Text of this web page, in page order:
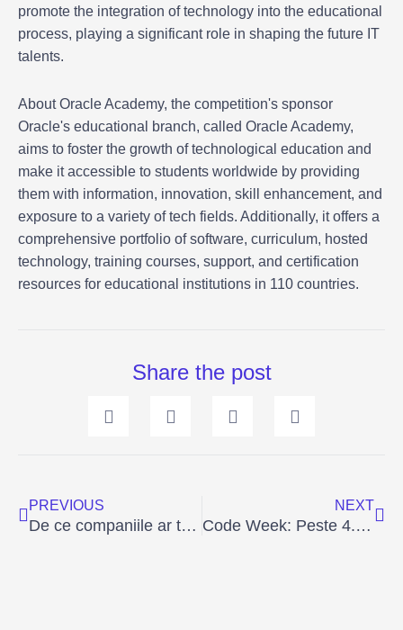
promote the integration of technology into the educational
process, playing a significant role in shaping the future IT
talents.
About Oracle Academy, the competition's sponsor
Oracle's educational branch, called Oracle Academy,
aims to foster the growth of technological education and
make it accessible to students worldwide by providing
them with information, innovation, skill enhancement, and
exposure to a variety of tech fields. Additionally, it offers a
comprehensive portfolio of software, curriculum, hosted
technology, training courses, support, and certification
resources for educational institutions in 110 countries.
Share the post
PREVIOUS
De ce companiile ar trebui să fie parte din transformarea educației digitale în România
NEXT
Code Week: Peste 4.500 de elevi au descoperit bucuria și inspirația de a programa